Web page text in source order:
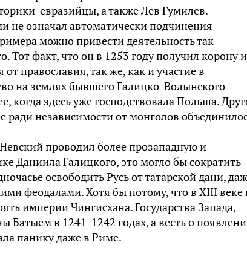
евразийцы, а также Лев Гумилев.
не означал автоматически подчинения
можно привести деятельность так
Тот факт, что он в 1253 году получил корону
православия, так же, как и участие в
на землях бывшего Галицко-Волынского
когда здесь уже господствовала Польша.
ради независимости от монголов
проводил более прозападную и
Даниила Галицкого, это могло бы сократить
освободить Русь от татарской дани,
феодалами. Хотя бы потому, что в XIII веке
империи Чингисхана. Государства Запада,
Батыем в 1241-1242 годах, а весть о
панику даже в Риме.